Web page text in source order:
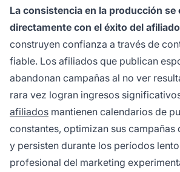
La consistencia en la producción se
directamente con el éxito del
construyen confianza a través de
fiable. Los afiliados que publican
abandonan campañas al no ver
rara vez logran ingresos
afiliados mantienen calendarios de
constantes, optimizan sus campañas
y persisten durante los períodos
profesional del marketing